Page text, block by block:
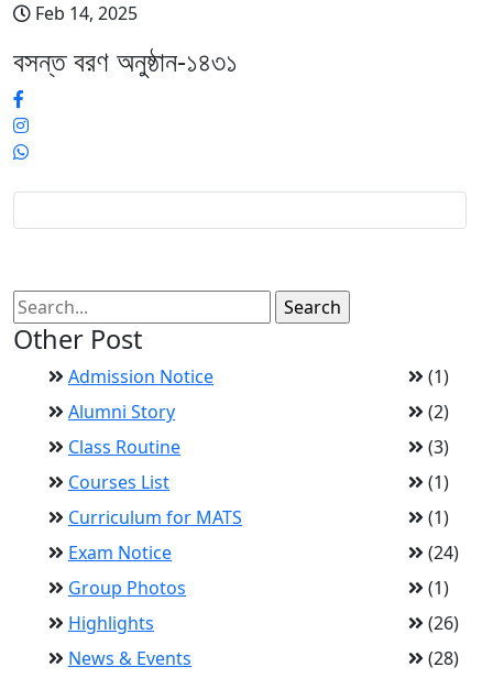
Feb 14, 2025
বসন্ত বরণ অনুষ্ঠান-১৪৩১
Other Post
Admission Notice
(1)
Alumni Story
(2)
Class Routine
(3)
Courses List
(1)
Curriculum for MATS
(1)
Exam Notice
(24)
Group Photos
(1)
Highlights
(26)
News & Events
(28)